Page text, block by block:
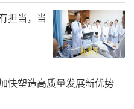
生产力驱动高质量发
展览不仅是对山东海
眼于未来，清晰展示
担当，当
塑造高质量发展新优势